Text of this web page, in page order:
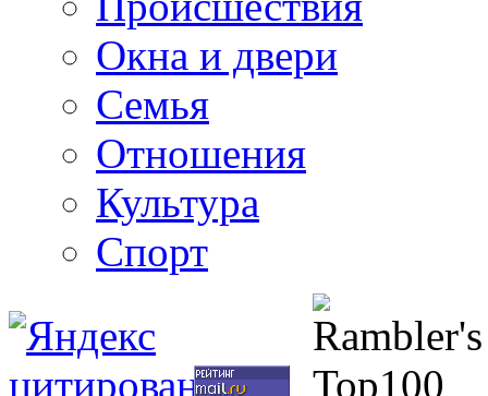
Окна и двери
Семья
Отношения
Культура
Спорт